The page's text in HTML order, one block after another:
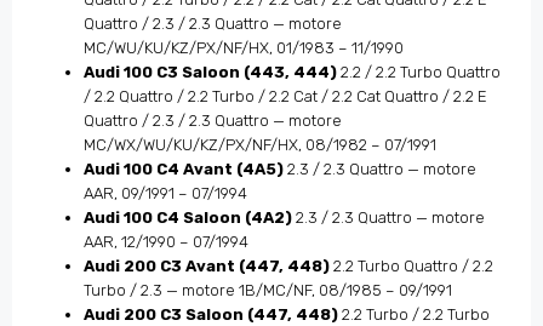
Quattro / 2.3 / 2.3 Quattro — motore
MC/WU/KU/KZ/PX/NF/HX, 01/1983 – 11/1990
Audi 100 C3 Saloon (443, 444) 2.2 / 2.2 Turbo Quattro
/ 2.2 Quattro / 2.2 Turbo / 2.2 Cat / 2.2 Cat Quattro / 2.2 E
Quattro / 2.3 / 2.3 Quattro — motore
MC/WX/WU/KU/KZ/PX/NF/HX, 08/1982 – 07/1991
Audi 100 C4 Avant (4A5) 2.3 / 2.3 Quattro — motore
AAR, 09/1991 – 07/1994
Audi 100 C4 Saloon (4A2) 2.3 / 2.3 Quattro — motore
AAR, 12/1990 – 07/1994
Audi 200 C3 Avant (447, 448) 2.2 Turbo Quattro / 2.2
Turbo / 2.3 — motore 1B/MC/NF, 08/1985 – 09/1991
Audi 200 C3 Saloon (447, 448) 2.2 Turbo / 2.2 Turbo